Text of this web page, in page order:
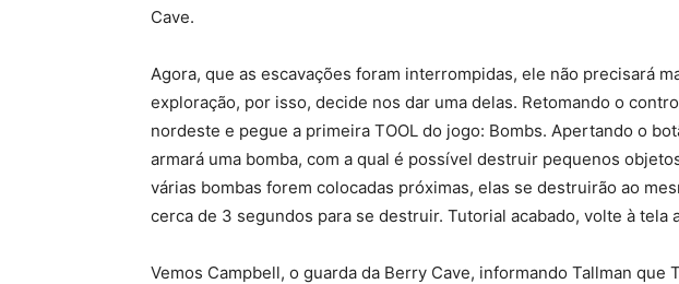
Cave.
Agora, que as escavações foram interrompidas, ele não precisará
exploração, por isso, decide nos dar uma delas. Retomando o
nordeste e pegue a primeira TOOL do jogo: Bombs. Apertando o
armará uma bomba, com a qual é possível destruir pequenos
várias bombas forem colocadas próximas, elas se destruirão ao
cerca de 3 segundos para se destruir. Tutorial acabado, volte à tela
Vemos Campbell, o guarda da Berry Cave, informando Tallman que